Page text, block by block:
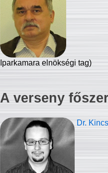
Iparkamara elnökségi tag)
A verseny
Dr.